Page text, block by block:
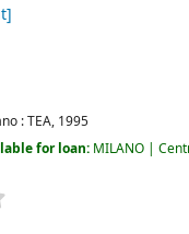
:TEA, 1995
for loan: MILANO |